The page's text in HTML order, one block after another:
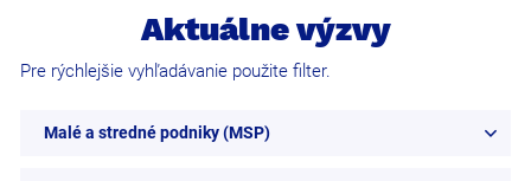
Aktuálne výzvy
Pre rýchlejšie vyhľadávanie použite filter.
Malé a stredné podniky (MSP)